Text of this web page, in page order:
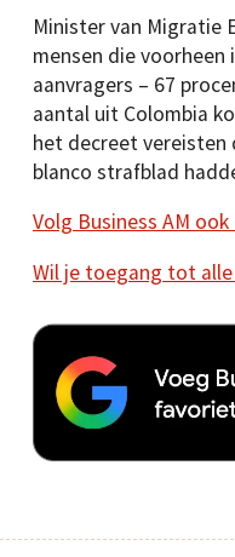
Minister van Migratie
mensen die
aanvragers – 67
aantal uit Colombia
het decreet vereisten
blanco strafblad
Volg Business AM
Wil je toegang tot